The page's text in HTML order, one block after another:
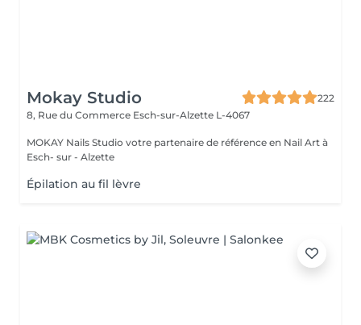
Mokay Studio
222
8, Rue du Commerce Esch-sur-Alzette L-4067
MOKAY Nails Studio votre partenaire de référence en Nail Art à
Esch- sur - Alzette
Épilation au fil lèvre